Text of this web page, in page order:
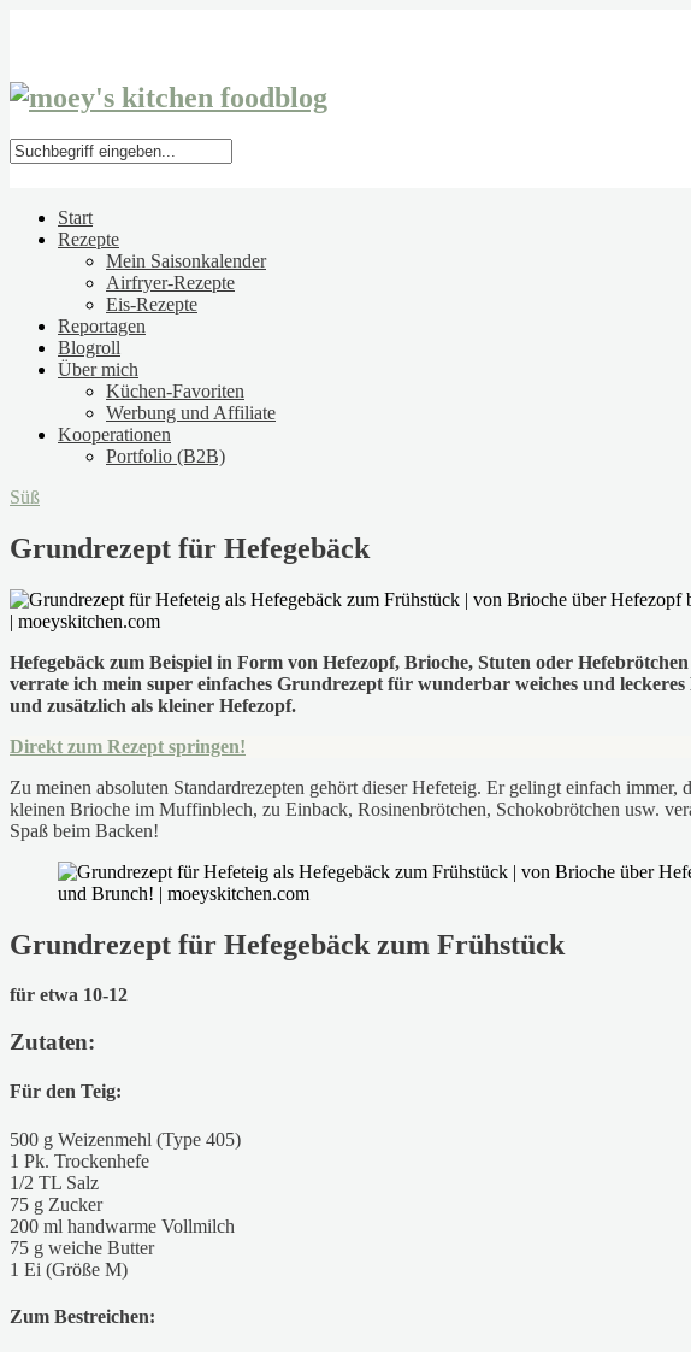
Start
Rezepte
Mein Saisonkalender
Airfryer-Rezepte
Eis-Rezepte
Reportagen
Blogroll
Über mich
Küchen-Favoriten
Werbung und Affiliate
Kooperationen
Portfolio (B2B)
Süß
Grundrezept für Hefegebäck
Hefegebäck zum Beispiel in Form von Hefezopf, Brioche, Stuten oder
verrate ich mein super einfaches Grundrezept für wunderbar weiches und
und zusätzlich als kleiner Hefezopf.
Direkt zum Rezept springen!
Zu meinen absoluten Standardrezepten gehört dieser Hefeteig. Er gelingt einfach
kleinen Brioche im Muffinblech, zu Einback, Rosinenbrötchen, Schokobrötchen usw.
Spaß beim Backen!
Grundrezept für Hefegebäck zum Frühstück
für etwa 10-12
Zutaten:
Für den Teig:
500 g Weizenmehl (Type 405)
1 Pk. Trockenhefe
1/2 TL Salz
75 g Zucker
200 ml handwarme Vollmilch
75 g weiche Butter
1 Ei (Größe M)
Zum Bestreichen: